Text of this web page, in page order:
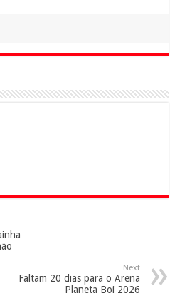
Next
Faltam 20 dias para o Arena
Planeta Boi 2026